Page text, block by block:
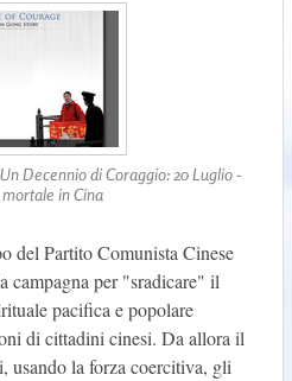
Decennio di Coraggio: 20 Luglio -
in Cina
del Partito Comunista Cinese
campagna per "sradicare" il
pacifica e popolare
di cittadini cinesi. Da allora il
usando la forza coercitiva, gli